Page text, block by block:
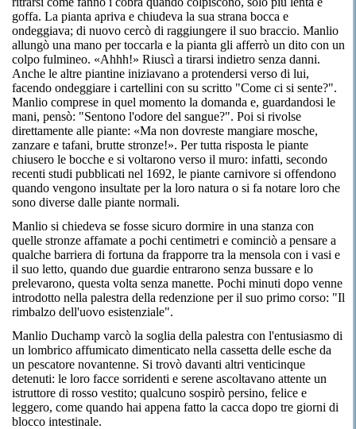
goffa. La pianta apriva e chiudeva la sua strana bocca e
ondeggiava; di nuovo cercò di raggiungere il suo braccio. Manlio
allungò una mano per toccarla e la pianta gli afferrò un dito con un
colpo fulmineo. «Ahhh!» Riuscì a tirarsi indietro senza danni.
Anche le altre piantine iniziavano a protendersi verso di lui,
facendo ondeggiare i cartellini con su scritto "Come ci si sente?".
Manlio comprese in quel momento la domanda e, guardandosi le
mani, pensò: "Sentono l'odore del sangue?". Poi si rivolse
direttamente alle piante: «Ma non dovreste mangiare mosche,
zanzare e tafani, brutte stronze!». Per tutta risposta le piante
chiusero le bocche e si voltarono verso il muro: infatti, secondo
recenti studi pubblicati nel 1692, le piante carnivore si offendono
quando vengono insultate per la loro natura o si fa notare loro che
sono diverse dalle piante normali.
Manlio si chiedeva se fosse sicuro dormire in una stanza con
quelle stronze affamate a pochi centimetri e cominciò a pensare a
qualche barriera di fortuna da frapporre tra la mensola con i vasi e
il suo letto, quando due guardie entrarono senza bussare e lo
prelevarono, questa volta senza manette. Pochi minuti dopo venne
introdotto nella palestra della redenzione per il suo primo corso: "Il
rimbalzo dell'uovo esistenziale".
Manlio Duchamp varcò la soglia della palestra con l'entusiasmo di
un lombrico affumicato dimenticato nella cassetta delle esche da
un pescatore novantenne. Si trovò davanti altri venticinque
detenuti: le loro facce sorridenti e serene ascoltavano attente un
istruttore di rosso vestito; qualcuno sospirò persino, felice e
leggero, come quando hai appena fatto la cacca dopo tre giorni di
blocco intestinale.